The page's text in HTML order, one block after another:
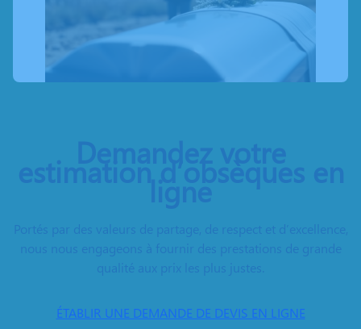
Demandez votre
estimation d’obsèques en
ligne
Portés par des valeurs de partage, de respect et d’excellence,
nous nous engageons à fournir des prestations de grande
qualité aux prix les plus justes.
ÉTABLIR UNE DEMANDE DE DEVIS EN LIGNE